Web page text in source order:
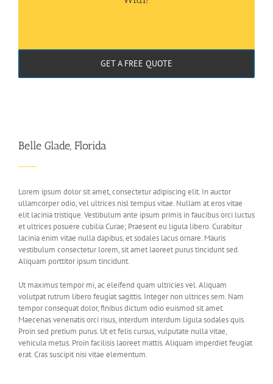
GET A FREE QUOTE
Belle Glade, Florida
Lorem ipsum dolor sit amet, consectetur adipiscing elit. In auctor
ullamcorper odio, vel ultrices nisl tempus vitae. Nullam at eros vitae
elit lacinia tristique. Vestibulum ante ipsum primis in faucibus orci luctus
et ultrices posuere cubilia Curae; Praesent eu ligula libero. Curabitur
lacinia enim vitae nulla dapibus, et sodales lacus ornare. Mauris
vestibulum consectetur lorem, sit amet laoreet purus tincidunt sed.
Aliquam porttitor ipsum tincidunt.
Ut maximus tempor mi, ac eleifend quam ultricies vel. Aliquam
volutpat rutrum libero feugiat sagittis. Integer non ultrices sem. Nam
tempor consequat dolor, finibus dictum odio euismod sit amet.
Maecenas venenatis orci risus, interdum interdum ligula sodales quis.
Proin sed pretium purus. Ut et felis cursus, vulputate nulla vitae,
vehicula metus. Proin facilisis laoreet mattis. Aliquam imperdiet feugiat
erat. Cras suscipit nisi vitae elementum.